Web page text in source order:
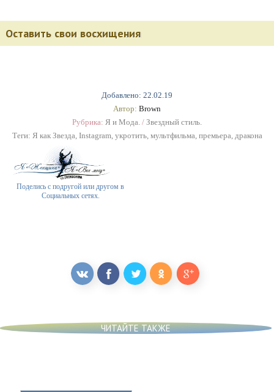
Добавлено: 22.02.19
Автор: Brown
Рубрика: Я и Мода. / Звездный стиль.
Теги: Я как Звезда, Instagram, укротить, мультфильма, премьера, дракона
Поделись с подругой или другом в
Социальных сетях.
Оставить свои восхищения
ЧИТАЙТЕ ТАКЖЕ